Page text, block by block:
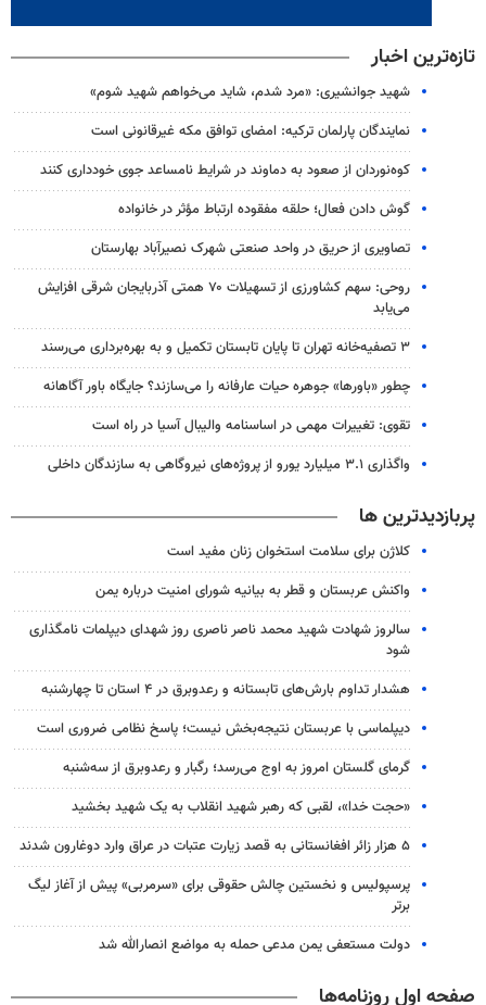
تازه‌ترین اخبار
شهید جوانشیری: «مرد شدم، شاید می‌خواهم شهید شوم»
نمایندگان پارلمان ترکیه: امضای توافق مکه غیرقانونی است
کوه‌نوردان از صعود به دماوند در شرایط نامساعد جوی خودداری کنند
گوش دادن فعال؛ حلقه مفقوده ارتباط مؤثر در خانواده
تصاویری از حریق در واحد صنعتی شهرک نصیرآباد بهارستان
روحی: سهم کشاورزی از تسهیلات ۷۰ همتی آذربایجان شرقی افزایش
می‌یابد
۳ ﺗﺼﻔﻴﻪ‌ﺧﺎﻧﻪ‌ تهران تا پایان تابستان تکمیل و به بهره‌برداری می‌رسند
چطور «باورها» جوهره حیات عارفانه را می‌سازند؟ جایگاه باور آگاهانه
تقوی: تغییرات مهمی در اساسنامه والیبال آسیا در راه است
واگذاری ۳.۱ میلیارد یورو از پروژه‌های نیروگاهی به سازندگان داخلی
پربازدیدترین ها
کلاژن برای سلامت استخوان زنان مفید است
واکنش عربستان و قطر به بیانیه شورای امنیت درباره یمن
سالروز شهادت شهید محمد ناصر ناصری روز شهدای دیپلمات نامگذاری
شود
هشدار تداوم بارش‌های تابستانه و رعدوبرق در ۴ استان تا چهارشنبه
دیپلماسی با عربستان نتیجه‌بخش نیست؛ پاسخ نظامی ضروری است
گرمای گلستان امروز به اوج می‌رسد؛ رگبار و رعدوبرق از سه‌شنبه
«حجت خدا»، لقبی که رهبر شهید انقلاب به یک شهید بخشید
۵ هزار زائر افغانستانی به قصد زیارت عتبات در عراق وارد دوغارون شدند
پرسپولیس و نخستین چالش حقوقی برای «سرمربی» پیش از آغاز لیگ
برتر
دولت مستعفی یمن مدعی حمله به مواضع انصارالله شد
صفحه اول روزنامه‌ها